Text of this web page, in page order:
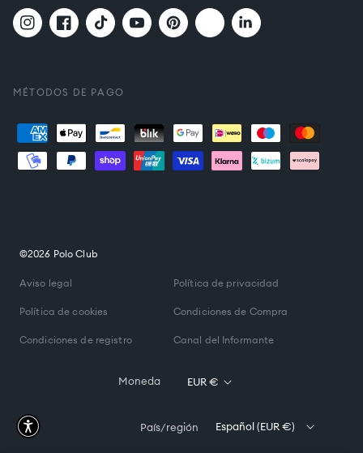
InstagramFacebookTikTok YouTubePinterest Twitter Translation
MÉTODOS DE PAGO
Formas
de
pago
©2026 Polo Club
Aviso legal Política de privacidad
Política de cookies Condiciones de Compra
Condiciones de registro Canal del Informante
Moneda EUR €
País/región Español (EUR €)